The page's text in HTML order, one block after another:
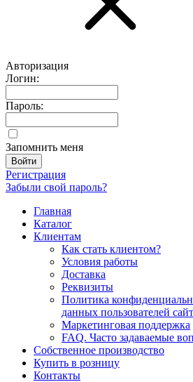
Авторизация
Логин:
Пароль:
Запомнить меня
Регистрация
Забыли свой пароль?
Главная
Каталог
Клиентам
Как стать клиентом?
Условия работы
Доставка
Реквизиты
Политика
данных пользователей
Маркетинговая поддержка
FAQ. Часто задаваемые
Собственное производство
Купить в розницу
Контакты